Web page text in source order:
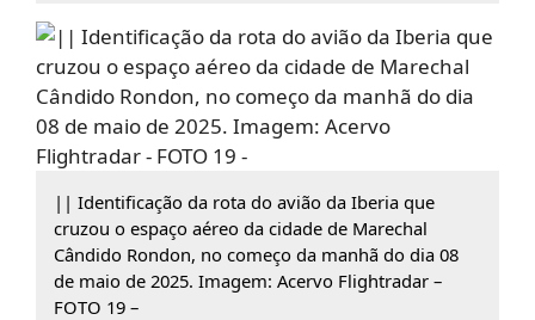
|| Identificação da rota do avião da Iberia que
cruzou o espaço aéreo da cidade de Marechal
Cândido Rondon, no começo da manhã do dia 08
de maio de 2025. Imagem: Acervo Flightradar –
FOTO 19 –